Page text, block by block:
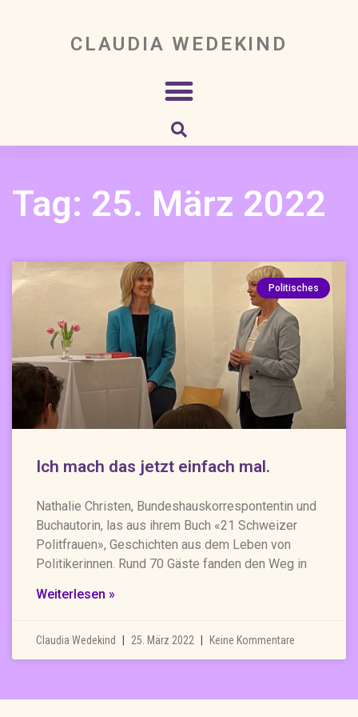
CLAUDIA WEDEKIND
Tag: 25. März 2022
Politisches
Ich mach das jetzt einfach mal.
Nathalie Christen, Bundeshauskorrespontentin und
Buchautorin, las aus ihrem Buch «21 Schweizer
Politfrauen», Geschichten aus dem Leben von
Politikerinnen. Rund 70 Gäste fanden den Weg in
Weiterlesen »
Claudia Wedekind 25. März 2022 Keine Kommentare